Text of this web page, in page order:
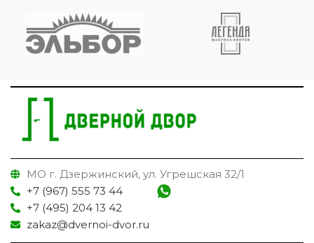
МО г. Дзержинский, ул. Угрешская 32/1
+7 (967) 555 73 44
+7 (495) 204 13 42
zakaz@dvernoi-dvor.ru